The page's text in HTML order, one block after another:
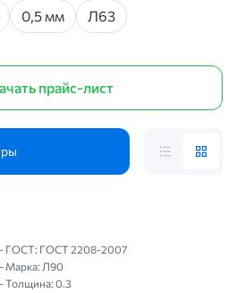
0,5 мм Л63
прайс-лист
- ГОСТ: ГОСТ 2208-2007
- Марка: Л90
- Толщина: 0.3